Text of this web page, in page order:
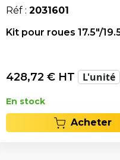
Réf : 2031601
Kit pour roues 17.5"/
428,72 € HT L'unité
En stock
Acheter